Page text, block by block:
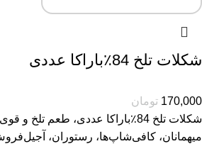
شکلات تلخ 84٪باراکا عددی
170,000 تومان
شکلات تلخ 84٪باراکا عددی، طعم تلخ
میهمانان، کافی‌شاپ‌ها، رستوران،